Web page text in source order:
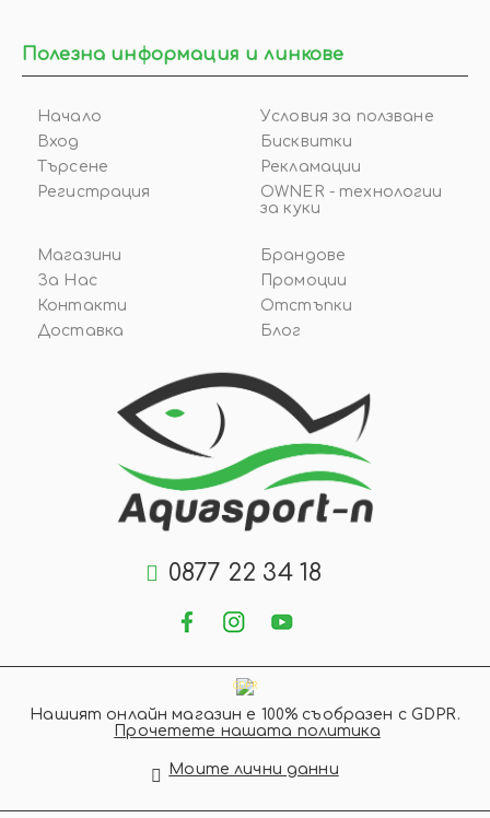
0877 22 34 18
Полезна информация и линкове
Начало
Вход
Търсене
Регистрация
Условия за ползване
Бисквитки
Рекламации
OWNER - технологии
за куки
Магазини
За Нас
Контакти
Доставка
Брандове
Промоции
Отстъпки
Блог
GDPR
Нашият онлайн магазин е 100% съобразен с GDPR.
Прочетете нашата политика
Моите лични данни